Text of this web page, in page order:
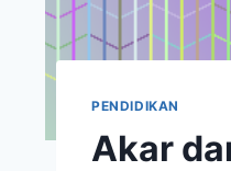
PENDIDIKAN
Akar